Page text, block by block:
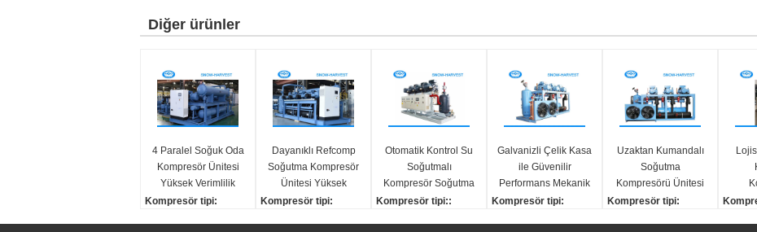
Diğer ürünler
4 Paralel Soğuk Oda
Kompresör Ünitesi
Yüksek Verimlilik
25kw Güç Tasarrufu
Kompresör tipi:
Dayanıklı Refcomp
Soğutma Kompresör
Ünitesi Yüksek
Mukavemetli Kolay
Kompresör tipi:
Otomatik Kontrol Su
Soğutmalı
Kompresör Soğutma
Küçük Titreşim
Kompresör tipi::
Galvanizli Çelik Kasa
ile Güvenilir
Performans Mekanik
Soğutma Ünitesi
Kompresör tipi:
Uzaktan Kumandalı
Soğutma
Kompresörü Ünitesi
Çok Fazlı Su
Kompresör tipi: